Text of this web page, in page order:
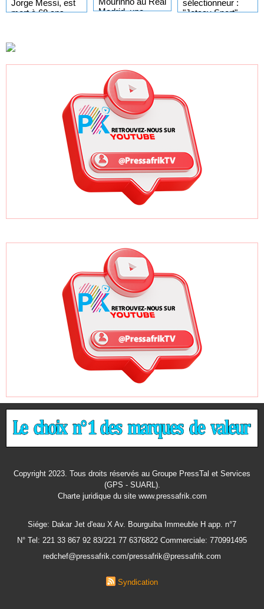
Jorge Messi, est
mort à 68 ans
Madrid, une
sélectionneur :
"Jotaay Sport"
sénégalais
Copyright 2023. Tous droits réservés au Groupe PressTal et Services
(GPS - SUARL).
Charte juridiquedu site www.pressafrik.com
Siége: Dakar Jet d'eau X Av. Bourguiba Immeuble H app. n°7
N° Tel: 221 33 867 92 83/221 77 6376822 Commerciale: 770991495
redchef@pressafrik.com/pressafrik@pressafrik.com
Syndication